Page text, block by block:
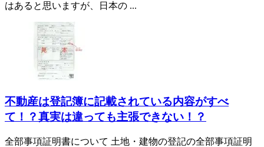
はあると思いますが、日本の ...
不動産は登記簿に記載されている内容がすべ
て！？真実は違っても主張できない！？
全部事項証明書について 土地・建物の登記の全部事項証明